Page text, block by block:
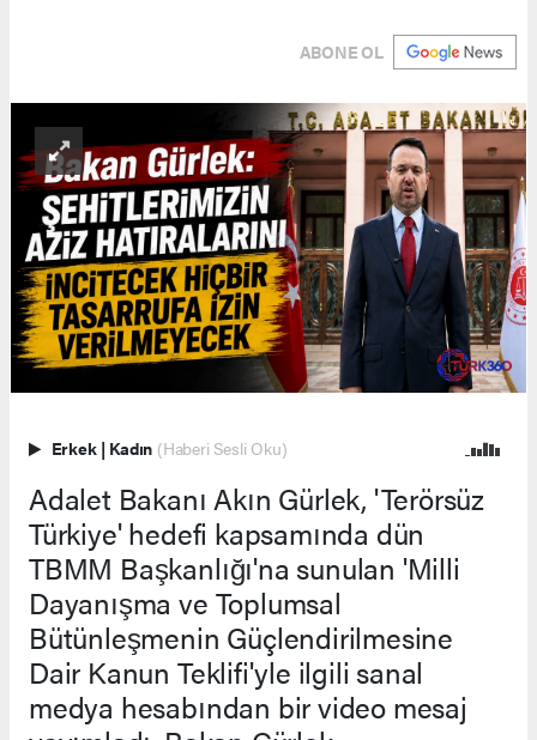
ABONE OL
Erkek | Kadın (Haberi Sesli Oku)
Adalet Bakanı Akın Gürlek, 'Terörsüz
Türkiye' hedefi kapsamında dün
TBMM Başkanlığı'na sunulan 'Milli
Dayanışma ve Toplumsal
Bütünleşmenin Güçlendirilmesine
Dair Kanun Teklifi'yle ilgili sanal
medya hesabından bir video mesaj